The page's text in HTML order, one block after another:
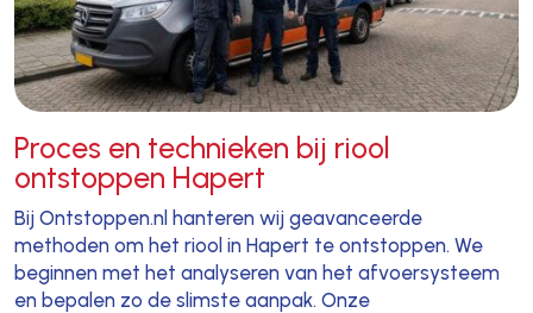
Proces en technieken bij riool
ontstoppen Hapert
Bij Ontstoppen.nl hanteren wij geavanceerde
methoden om het riool in Hapert te ontstoppen. We
beginnen met het analyseren van het afvoersysteem
en bepalen zo de slimste aanpak. Onze